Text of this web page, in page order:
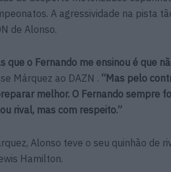
A agressividade na pista
de Alonso.
que o Fernando me ensinou é que
Márquez ao DAZN . “Mas pelo
melhor. O Fernando sempre
rival, mas com respeito.”
Alonso teve o seu quinhão de
Hamilton.